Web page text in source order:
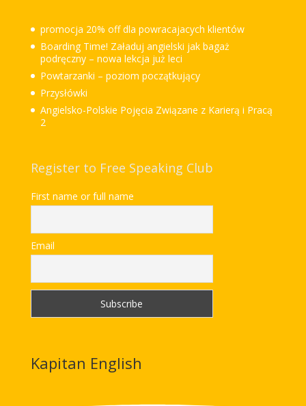
promocja 20% off dla powracajacych klientów
Boarding Time! Załaduj angielski jak bagaż
podręczny – nowa lekcja już leci
Powtarzanki – poziom początkujący
Przysłówki
Angielsko-Polskie Pojęcia Związane z Karierą i Pracą
2
Register to Free Speaking Club
First name or full name
Email
Kapitan English